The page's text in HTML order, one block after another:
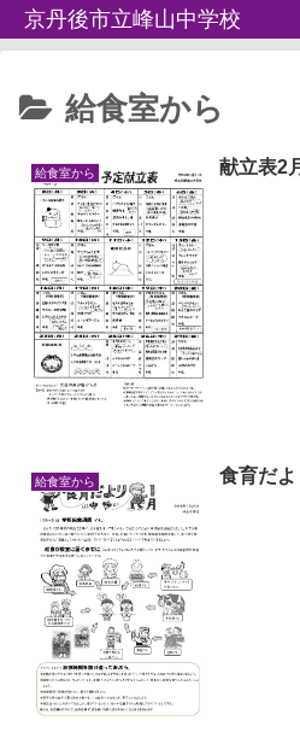
京丹後市立峰山中学校
給食室から
給食室から 献立表2
給食室から 食育だ